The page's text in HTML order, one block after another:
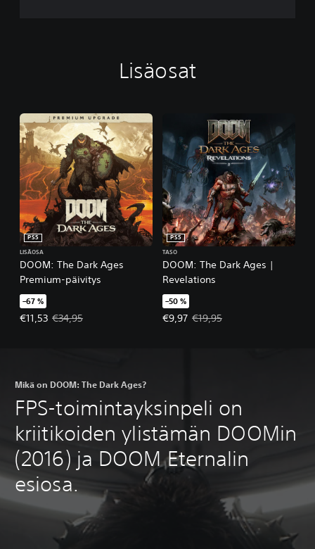
Lisäosat
DOOM: The Dark Ages
Premium-päivitys
PS5
LISÄOSA
–67 %
€11,53
Tarjoushinta, €11,53. Alkuperäinen hinta, €34,95.
€34,95
DOOM: The Dark Ages |
Revelations
PS5
TASO
–50 %
€9,97
Tarjoushinta, €9,97.
€19,95
Mikä on DOOM: The Dark Ages?
FPS-toimintayksinpeli on
kriitikoiden ylistämän DOOMin
(2016) ja DOOM Eternalin
esiosa.